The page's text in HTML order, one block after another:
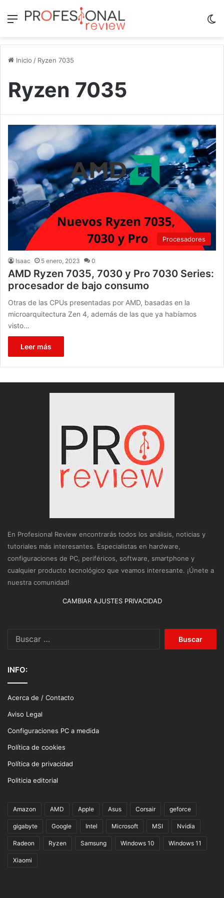
Menú
Inicio / Ryzen 7035
Ryzen 7035
Procesadores
Isaac 5 enero, 2023 0
AMD Ryzen 7035, 7030 y Pro 7030 Series:
procesador de bajo consumo
Otras de las CPUs presentadas por AMD, basadas en la
microarquitectura Zen 4, además de las que ya habíamos
visto…
Leer más
En Profesional Review encontrarás todos los análisis, noticias y
tutoriales más interesantes. Especialistas en hardware,
configuraciones de PC, periféricos, software, smartphone y
cualquier producto tecnológico que veamos interesante. ¡Únete a
nuestra comunidad!
CAMBIAR AJUSTES PRIVACIDAD
INFO:
Acerca de / Contacto
Aviso Legal
Configuraciones PC a medida
Política de cookies
Política de privacidad
Politicia editorial
Amazon AMD Apple Asus Corsair geforce
gigabyte Google Intel Microsoft MSI Nvidia
Radeon Ryzen Samsung Windows 10 Windows 11
Xiaomi